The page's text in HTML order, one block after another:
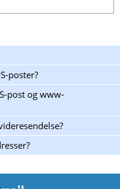
poster?
post og www-